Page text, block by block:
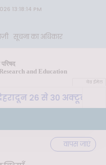
13:18:14 PM
सूचना का अधिकार
and Education
वेब ईमेल
26 से 30 अक्टूबर
वापस जाएं